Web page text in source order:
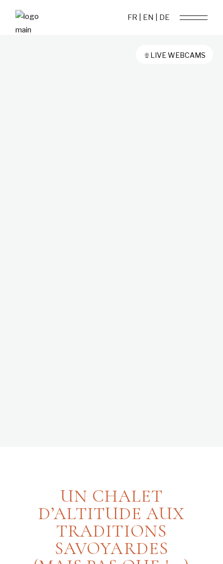
FR | EN | DE
LIVE WEBCAMS
UN CHALET
D’ALTITUDE AUX
TRADITIONS
SAVOYARDES